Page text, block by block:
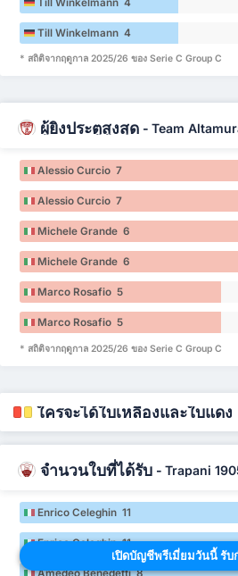
Till Winkelmann 4
Till Winkelmann 4
* สถิติจากฤดูกาล 2025/26 ของ Serie C Group C
ผู้ยิงประตูสูงสุด - Team
Alessio Curcio 7
Alessio Curcio 7
Michele Grande 6
Michele Grande 6
Marco Rosafio 5
Marco Rosafio 5
* สถิติจากฤดูกาล 2025/26 ของ Serie C Group C
ใครจะได้ใบเหลืองและใบแดง
จำนวนใบที่ได้รับ - Trapani
Enrico Celeghin 11
Enrico Celeghin 11
Amedeo Benedetti 8
เปิดบัญชีพรีเมี่ยมวันนี้ รับ